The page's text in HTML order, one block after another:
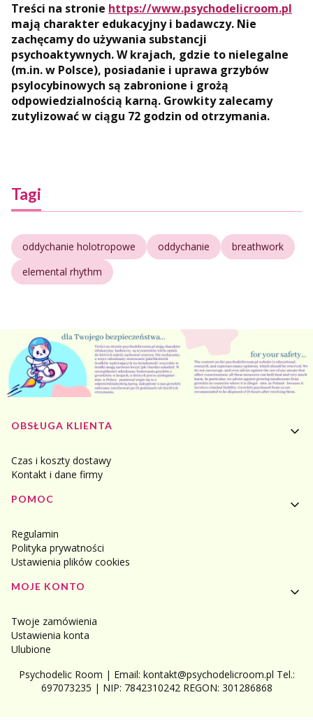
Treści na stronie https://www.psychodelicroom.pl
mają charakter edukacyjny i badawczy. Nie
zachęcamy do używania substancji
psychoaktywnych. W krajach, gdzie to nielegalne
(m.in. w Polsce), posiadanie i uprawa grzybów
psylocybinowych są zabronione i grożą
odpowiedzialnością karną. Growkity zalecamy
zutylizować w ciągu 72 godzin od otrzymania.
Tagi
oddychanie holotropowe oddychanie
breathwork
elemental rhythm
Linki w stopce
OBSŁUGA KLIENTA
Czas i koszty dostawy
Kontakt i dane firmy
POMOC
Regulamin
Polityka prywatności
Ustawienia plików cookies
MOJE KONTO
Twoje zamówienia
Ustawienia konta
Ulubione
Psychodelic Room | Email: kontakt@psychodelicroom.pl Tel.:
697073235 | NIP: 7842310242 REGON: 301286868